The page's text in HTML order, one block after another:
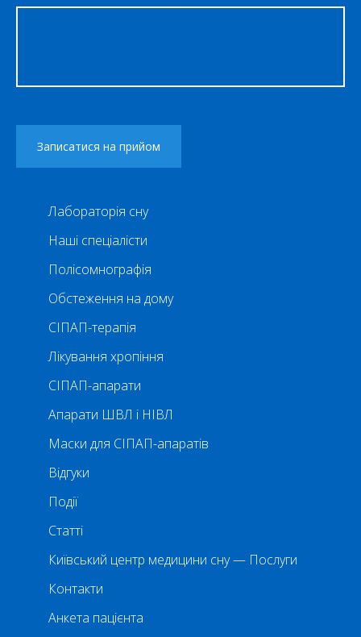
Лабораторія сну
Наші спеціалісти
Полісомнографія
Обстеження на дому
СІПАП-терапія
Лікування хропіння
СІПАП-апарати
Апарати ШВЛ і НІВЛ
Маски для СІПАП-апаратів
Відгуки
Події
Статті
Київський центр медицини сну — Послуги
Контакти
Анкета пацієнта